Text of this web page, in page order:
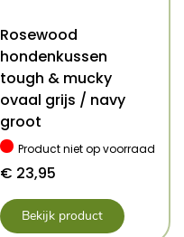
Rosewood
hondenkussen
tough & mucky
ovaal grijs / navy
groot
Product niet op voorraad
€ 23,95
Bekijk product